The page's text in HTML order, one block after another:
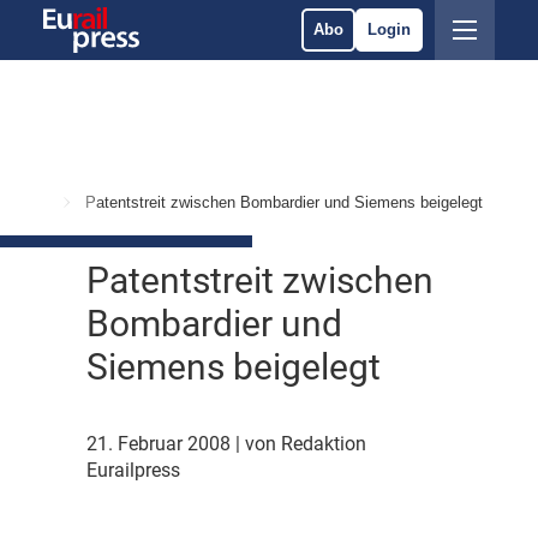
Abo Login
Patentstreit zwischen Bombardier und Siemens beigelegt
Patentstreit zwischen
Bombardier und
Siemens beigelegt
21. Februar 2008
| von Redaktion
Eurailpress